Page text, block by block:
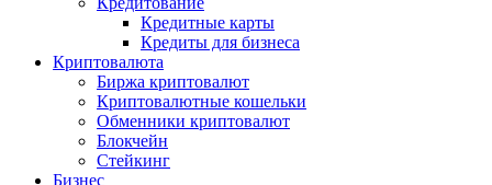
Кредитные карты
Кредиты для бизнеса
Криптовалюта
Биржа криптовалют
Криптовалютные кошельки
Обменники криптовалют
Блокчейн
Стейкинг
Бизнес